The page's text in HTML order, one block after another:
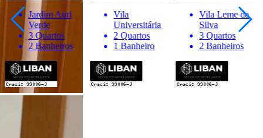
Jardim Auri
Verde
3 Quartos
2 Banheiros
Vila
Universitária
2 Quartos
1 Banheiro
Vila Leme da
Silva
3 Quartos
2 Banheiros
Importante